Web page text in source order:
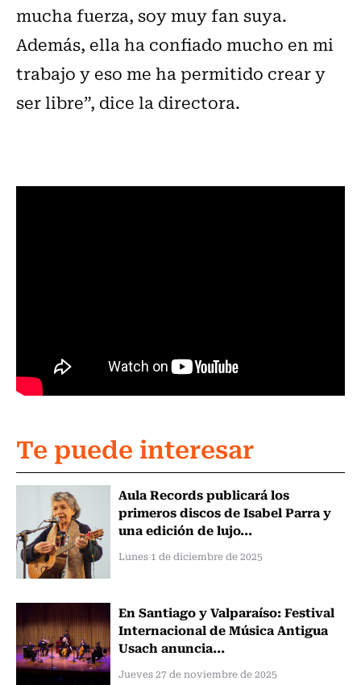
mucha fuerza, soy muy fan suya.
Además, ella ha confiado mucho en mi
trabajo y eso me ha permitido crear y
ser libre”, dice la directora.
Te puede interesar
Aula Records publicará los
primeros discos de Isabel Parra y
una edición de lujo...
Lunes 1 de diciembre de 2025
En Santiago y Valparaíso: Festival
Internacional de Música Antigua
Usach anuncia...
Jueves 27 de noviembre de 2025